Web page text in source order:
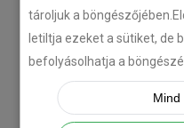
tároljuk a
letiltja ezeket a sütiket, de
befolyásolhatja a
Mind